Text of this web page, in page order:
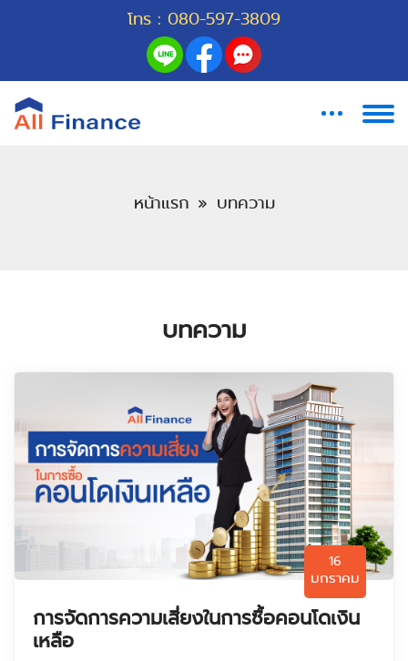
โทร : 080-597-3809
หน้าแรก บทความ
บทความ
16
มกราคม
การจัดการความเสี่ยงในการซื้อคอนโดเงิน
เหลือ